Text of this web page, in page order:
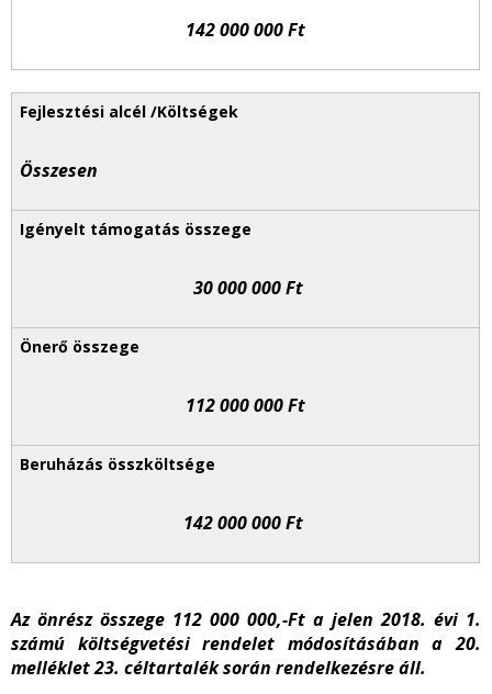
142 000 000 Ft
Összesen
30 000 000 Ft
112 000 000 Ft
142 000 000 Ft
Az önrész összege 112 000 000,-Ft a jelen 2018. évi 1.
számú költségvetési rendelet módosításában a 20.
melléklet 23. céltartalék során rendelkezésre áll.